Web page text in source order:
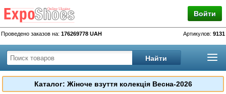
Войти
Проведено заказов на: 176269778 UAH Артикулов: 9131
Каталог: Жіноче взуття колекція Весна-2026